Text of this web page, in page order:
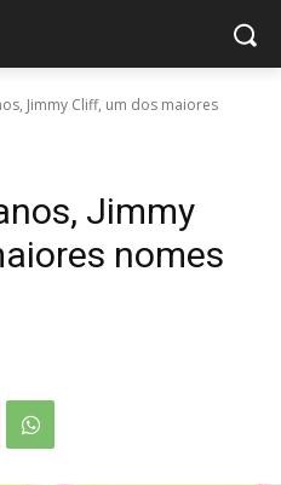
Jimmy Cliff, um dos maiores
Jimmy
nomes